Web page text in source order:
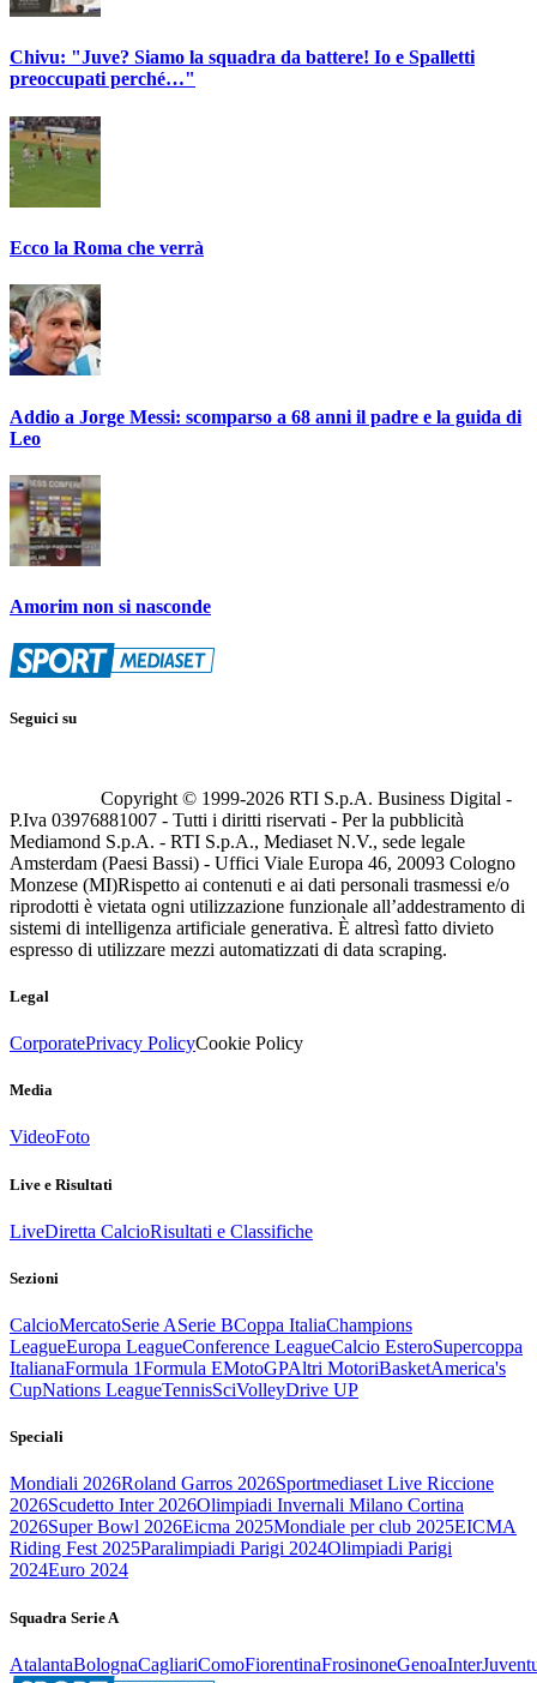
Chivu: "Juve? Siamo la squadra da battere! Io e Spalletti
preoccupati perché…"
Ecco la Roma che verrà
Addio a Jorge Messi: scomparso a 68 anni il padre e la guida di
Leo
Amorim non si nasconde
Seguici su
Copyright © 1999-2026 RTI S.p.A. Business Digital -
P.Iva 03976881007 - Tutti i diritti riservati - Per la pubblicità
Mediamond S.p.A. - RTI S.p.A., Mediaset N.V., sede legale
Amsterdam (Paesi Bassi) - Uffici Viale Europa 46, 20093 Cologno
Monzese (MI)Rispetto ai contenuti e ai dati personali trasmessi e/o
riprodotti è vietata ogni utilizzazione funzionale all’addestramento di
sistemi di intelligenza artificiale generativa. È altresì fatto divieto
espresso di utilizzare mezzi automatizzati di data scraping.
Legal
CorporatePrivacy PolicyCookie Policy
Media
VideoFoto
Live e Risultati
LiveDiretta CalcioRisultati e Classifiche
Sezioni
CalcioMercatoSerie ASerie BCoppa ItaliaChampions
LeagueEuropa LeagueConference LeagueCalcio EsteroSupercoppa
ItalianaFormula 1Formula EMotoGPAltri MotoriBasketAmerica's
CupNations LeagueTennisSciVolleyDrive UP
Speciali
Mondiali 2026Roland Garros 2026Sportmediaset Live Riccione
2026Scudetto Inter 2026Olimpiadi Invernali Milano Cortina
2026Super Bowl 2026Eicma 2025Mondiale per club 2025EICMA
Riding Fest 2025Paralimpiadi Parigi 2024Olimpiadi Parigi
2024Euro 2024
Squadra Serie A
AtalantaBolognaCagliariComoFiorentinaFrosinoneGenoaInter